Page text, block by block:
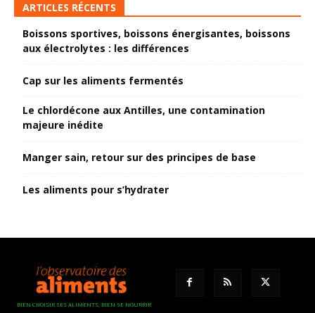
ARTICLES RÉCENTS
Boissons sportives, boissons énergisantes, boissons
aux électrolytes : les différences
Cap sur les aliments fermentés
Le chlordécone aux Antilles, une contamination
majeure inédite
Manger sain, retour sur des principes de base
Les aliments pour s’hydrater
BIEN CHOISIR SES ALIMENTS, BIEN SE NOURRIR